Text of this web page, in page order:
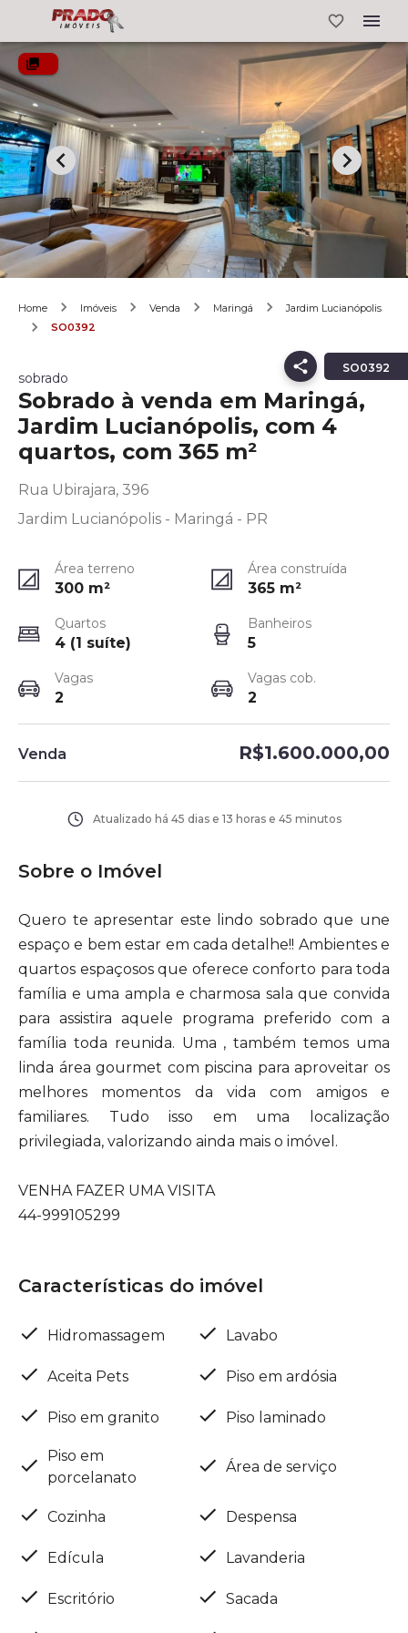
Home Imóveis Venda Maringá
Jardim Lucianópolis
SO0392
SO0392
sobrado
Sobrado à venda em Maringá,
Jardim Lucianópolis, com 4
quartos, com 365 m²
Rua Ubirajara, 396
Jardim Lucianópolis - Maringá - PR
Área terreno
300 m²
Área construída
365 m²
Quartos
4 (1 suíte)
Banheiros
5
Vagas
2
Vagas cob.
2
Venda R$1.600.000,00
Atualizado há 45 dias e 13 horas e 45 minutos
Sobre o Imóvel
Quero te apresentar este lindo sobrado que une
espaço e bem estar em cada detalhe!! Ambientes e
quartos espaçosos que oferece conforto para toda
família e uma ampla e charmosa sala que convida
para assistira aquele programa preferido com a
família toda reunida. Uma , também temos uma
linda área gourmet com piscina para aproveitar os
melhores momentos da vida com amigos e
familiares. Tudo isso em uma localização
privilegiada, valorizando ainda mais o imóvel.
VENHA FAZER UMA VISITA
44-999105299
Características do imóvel
Hidromassagem Lavabo
Aceita Pets Piso em ardósia
Piso em granito Piso laminado
Piso em
porcelanato
Área de serviço
Cozinha Despensa
Edícula Lavanderia
Escritório Sacada